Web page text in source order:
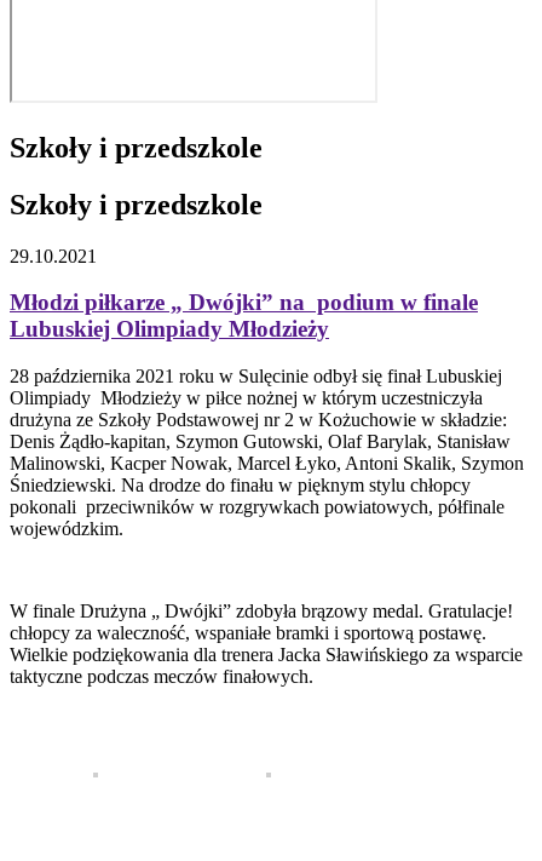
Szkoły i przedszkole
Szkoły i przedszkole
29.10.2021
Młodzi piłkarze „ Dwójki” na podium w finale
Lubuskiej Olimpiady Młodzieży
28 października 2021 roku w Sulęcinie odbył się finał Lubuskiej
Olimpiady Młodzieży w piłce nożnej w którym uczestniczyła
drużyna ze Szkoły Podstawowej nr 2 w Kożuchowie w składzie:
Denis Żądło-kapitan, Szymon Gutowski, Olaf Barylak, Stanisław
Malinowski, Kacper Nowak, Marcel Łyko, Antoni Skalik, Szymon
Śniedziewski. Na drodze do finału w pięknym stylu chłopcy
pokonali przeciwników w rozgrywkach powiatowych, półfinale
wojewódzkim.
W finale Drużyna „ Dwójki” zdobyła brązowy medal. Gratulacje!
chłopcy za waleczność, wspaniałe bramki i sportową postawę.
Wielkie podziękowania dla trenera Jacka Sławińskiego za wsparcie
taktyczne podczas meczów finałowych.